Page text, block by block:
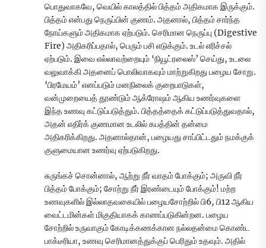
பொதுவாகவே, வெயில் காலத்தில் பித்தம் அதிகமாக இருக்கும்.
பித்தம் என்பது நெருப்பின் குணம். அதனால், பித்தம் சார்ந்த
நோய்களும் அதிகமாக ஏற்படும். செரிமான நெருப்பு (Digestive
Fire) அதிகரிப்பதால், பெரும் பசி எடுக்கும். உடல் எரிச்சல்
ஏற்படும். இவை எல்லாவற்றையும் ‘நியூட்ரலைஸ்’ செய்து, உடலை
வலுவாக்கி அதனைப் பொலிவாகவும் மாற்றுகிறது பழைய சோறு.
‘பிரமேயம்’ எனப்படும் மனநிலைக் குறைபாடுகள்,
வன்முறையைத் தூண்டும் ஆக்ரோஷம் ஆகிய உணர்வுகளை
இந்த உணவு கட்டுப்படுத்தும். பித்தத்தைக் கட்டுப்படுத்துவதால்,
அதன் எதிர்க் குணமான உடலில் கபத்தின் தன்மை
அதிகரிக்கிறது. அதனால்தான், பழையது சாப்பிட்டதும் நமக்குக்
குளுமையான உணர்வு ஏற்படுகிறது.
சுருங்கச் சொன்னால், ஆற்று நீர் வாதம் போக்கும்; அருவி நீர்
பித்தம் போக்கும்; சோற்று நீர் இரண்டையும் போக்கும்! மற்ற
உணவுகளில் இல்லாதவகையில் பழையசோற்றில் பி6, பி12 ஆகிய
வைட்டமின்கள் மிகுதியாகக் காணப்படுகின்றன. பழைய
சோற்றில் உருவாகும் கோடிக்கணக்கான நல்லதன்மை கொண்ட
பாக்டீரியா, உணவு செரிமானத்துக்குப் பெரிதும் உதவும். அதில்